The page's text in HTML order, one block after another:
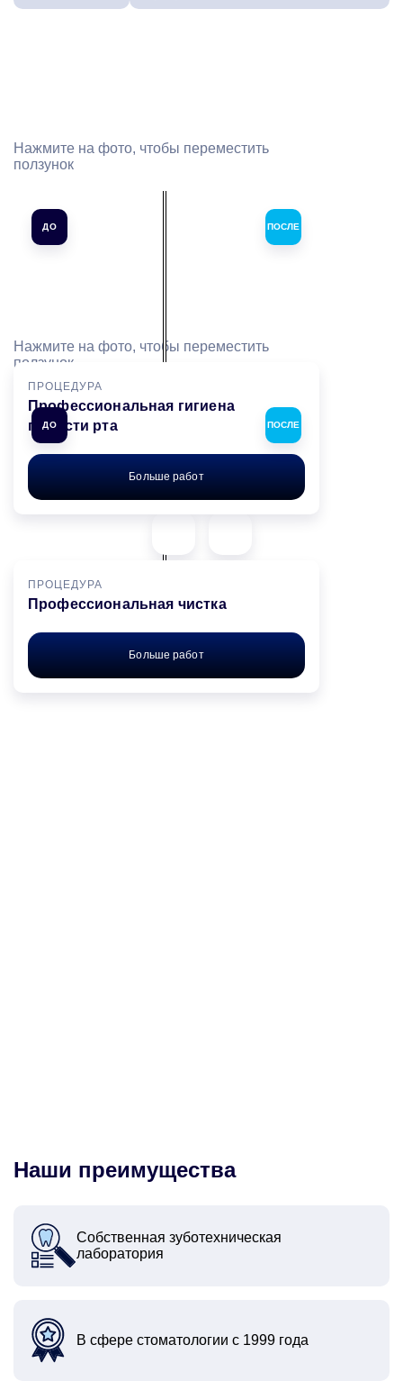
Нажмите на фото, чтобы переместить
ползунок
ДО ПОСЛЕ
ПРОЦЕДУРА
Профессиональная гигиена
полости рта
Больше работ
Нажмите на фото, чтобы переместить
ползунок
ДО ПОСЛЕ
ПРОЦЕДУРА
Профессиональная чистка
Больше работ
Наши преимущества
Собственная зуботехническая
лаборатория
В сфере стоматологии с 1999 года